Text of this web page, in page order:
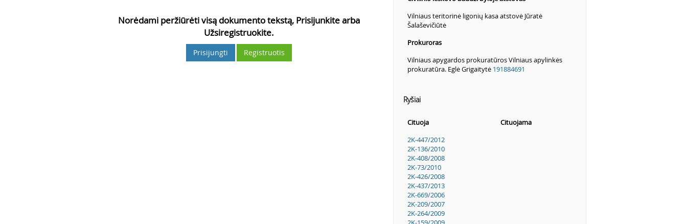
Norėdami peržiūrėti visą dokumento tekstą, Prisijunkite arba
Užsiregistruokite.
Prisijungti Registruotis
Vilniaus teritorinė ligonių kasa atstovė Jūratė
Šalaševičiūtė
Prokuroras
Vilniaus apygardos prokuratūros Vilniaus apylinkės
prokuratūra. Eglė Grigaitytė 191884691
Ryšiai
Cituoja
Cituojama
2K-447/2012
2K-136/2010
2K-408/2008
2K-73/2010
2K-426/2008
2K-437/2013
2K-669/2006
2K-209/2007
2K-264/2009